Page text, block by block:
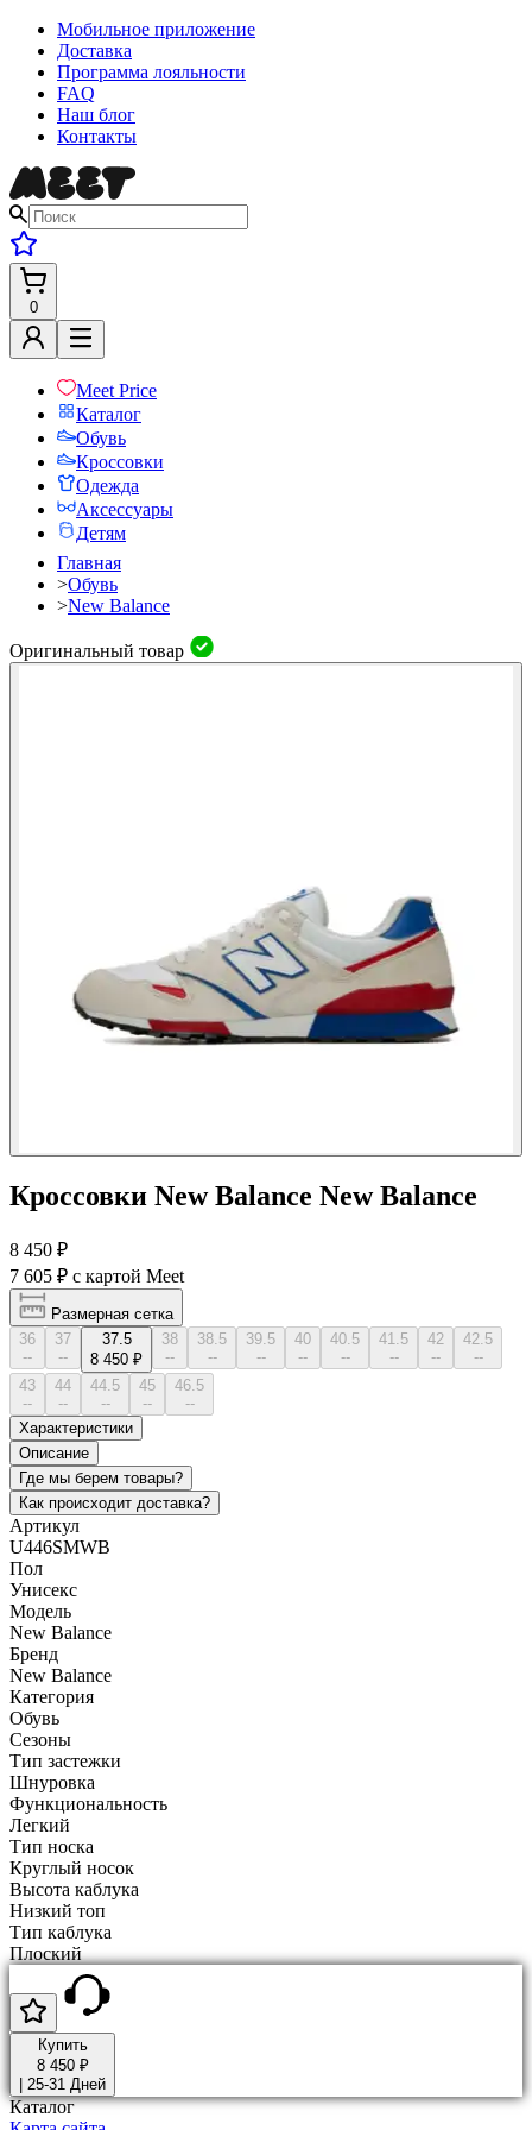
Мобильное приложение
Доставка
Программа лояльности
FAQ
Наш блог
Контакты
0
Meet Price
Каталог
Обувь
Кроссовки
Одежда
Аксессуары
Детям
Главная
>Обувь
>New Balance
Оригинальный товар
Кроссовки New Balance New Balance
8 450 ₽
7 605 ₽ с картой Meet
Размерная сетка
36
--
37
--
37.5
8 450 ₽
38
--
38.5
--
39.5
--
40
--
40.5
--
41.5
--
42
--
42.5
--
43
--
44
--
44.5
--
45
--
46.5
--
Характеристики
Описание
Где мы берем товары?
Как происходит доставка?
Артикул
U446SMWB
Пол
Унисекс
Модель
New Balance
Бренд
New Balance
Категория
Обувь
Сезоны
Тип застежки
Шнуровка
Функциональность
Легкий
Тип носка
Круглый носок
Высота каблука
Низкий топ
Тип каблука
Плоский
Купить
8 450 ₽
25-31 Дней
Каталог